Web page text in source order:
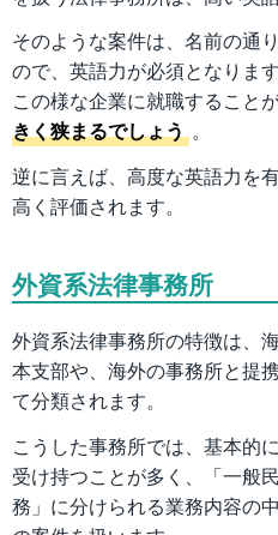
そのような案件は、名前の通
ので、英語力が必須となりま
この様な企業に就職すること
きく狭まるでしょう 。
逆に言えば、高度な英語力を
高く評価されます。
外資系法律事務所
外資系法律事務所の特徴は、
本支部や、海外の事務所と提
て分類されます。
こうした事務所では、基本的
受け持つことが多く、「一般
務」に分けられる業務内容の